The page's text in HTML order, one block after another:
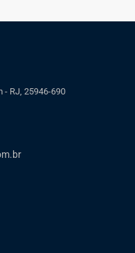
- RJ, 25946-690